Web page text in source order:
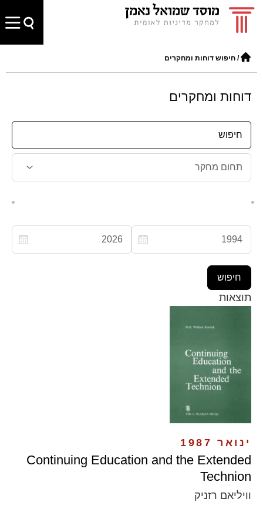
/ חיפוש דוחות ומחקרים
דוחות ומחקרים
תוצאות
ינואר 1987
Continuing Education and the Extended
Technion
וויליאם רזניק